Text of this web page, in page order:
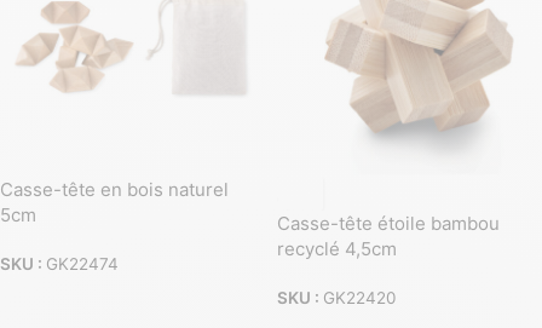
Casse-tête en bois naturel
5cm
SKU : GK22474
Casse-tête étoile bambou
recyclé 4,5cm
SKU : GK22420